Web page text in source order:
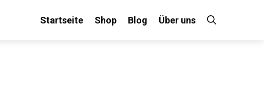
Startseite Shop Blog Über uns